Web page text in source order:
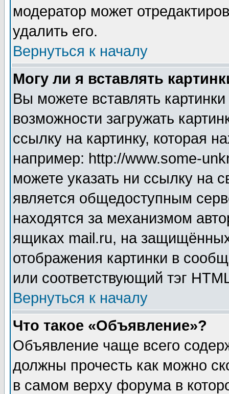
модератор может
удалить его.
Вернуться к началу
Могу ли я вставлять
Вы можете вставлять
возможности загружать
ссылку на картинку, которая
например: http://www.some-
можете указать ни ссылку на
является общедоступным
находятся за механизмом
ящиках mail.ru, на
отображения картинки в
или соответствующий тэг
Вернуться к началу
Что такое «Объявление»?
Объявление чаще всего
должны прочесть как можно
в самом верху форума в